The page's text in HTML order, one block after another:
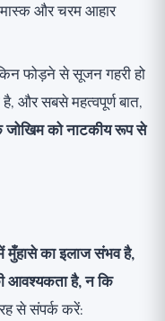
मास्क और चरम आहार
फोड़ने से सूजन गहरी हो
और सबसे महत्वपूर्ण बात,
जोखिम को नाटकीय रूप से
मुँहासे का इलाज संभव है,
आवश्यकता है, न कि
से संपर्क करें: